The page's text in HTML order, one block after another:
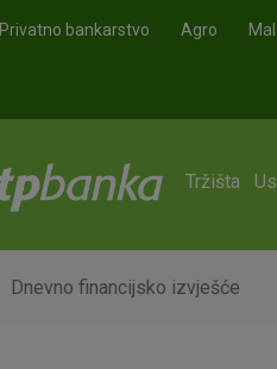
Privatno bankarstvo Agro
Tržišta
Dnevno financijsko izvješće